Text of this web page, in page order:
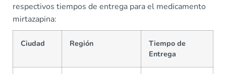
respectivos tiempos de entrega para el medicamento
mirtazapina:
Ciudad Región
Tiempo de
Entrega